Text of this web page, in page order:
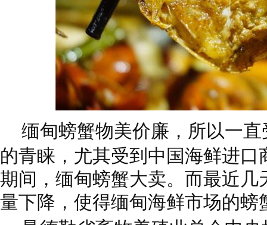
缅甸螃蟹物美价廉，所以一
的青睐，尤其受到中国海鲜进
期间，缅甸螃蟹大卖。而最近几
量下降，使得缅甸海鲜市场的螃